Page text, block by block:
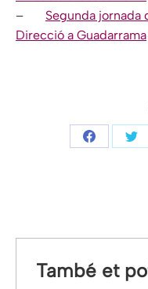
– Segunda jornada
Direcció a Guadarrama
Share
També et